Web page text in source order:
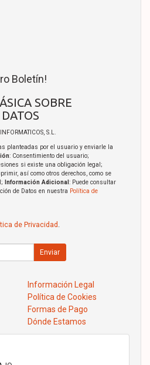
Boletín!
SOBRE
S.L.
planteadas por el usuario y enviarle la
: Consentimiento del usuario;
si existe una obligación legal;
así como otros derechos, como se
Información Adicional : Puede consultar
de Datos en nuestra Política de
de Privacidad
Enviar
Información Legal
Política de Cookies
Formas de Pago
Dónde Estamos